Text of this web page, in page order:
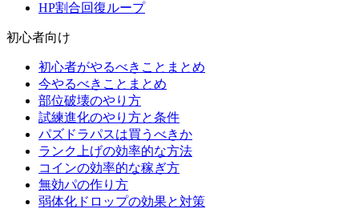
HP割合回復ループ
初心者向け
初心者がやるべきことまとめ
今やるべきことまとめ
部位破壊のやり方
試練進化のやり方と条件
パズドラパスは買うべきか
ランク上げの効率的な方法
コインの効率的な稼ぎ方
無効パの作り方
弱体化ドロップの効果と対策